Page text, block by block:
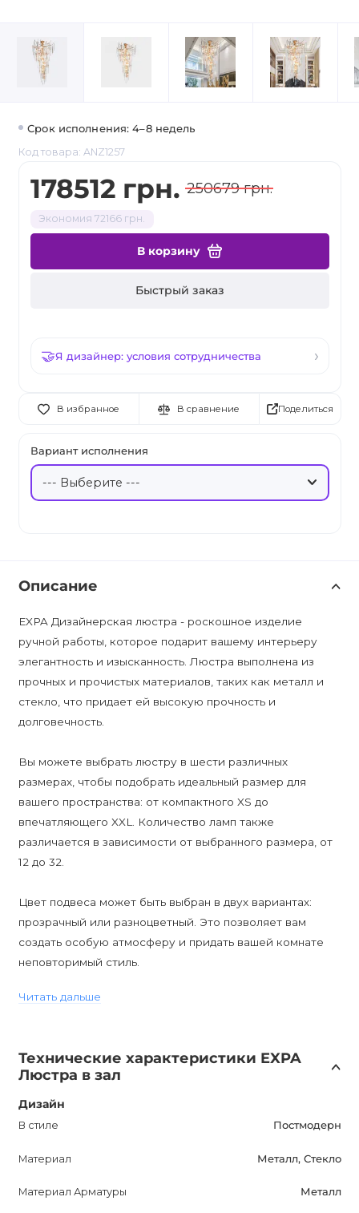
Срок исполнения: 4–8 недель
Код товара: ANZ1257
178512 грн. 250679 грн.
Экономия 72166 грн.
В корзину
Быстрый заказ
Я дизайнер: условия сотрудничества
В избранное В сравнение
Вариант исполнения
Поделиться
Описание
EXPA Дизайнерская люстра - роскошное изделие
ручной работы, которое подарит вашему интерьеру
элегантность и изысканность. Люстра выполнена из
прочных и прочистых материалов, таких как металл и
стекло, что придает ей высокую прочность и
долговечность.
Вы можете выбрать люстру в шести различных
размерах, чтобы подобрать идеальный размер для
вашего пространства: от компактного XS до
впечатляющего XXL. Количество ламп также
различается в зависимости от выбранного размера, от
12 до 32.
Цвет подвеса может быть выбран в двух вариантах:
прозрачный или разноцветный. Это позволяет вам
создать особую атмосферу и придать вашей комнате
неповторимый стиль.
Люстра оснащена возможностью диммирования, что
потребуются диммируемые лампы, которые можно
установить на люстру.
EXPA Дизайнерская люстра отличается стилем
современных и современных классических интерьеров.
спальне или холле.
Читать дальше
Технические характеристики EXPA
Люстра в зал
Дизайн
В стиле Постмодерн
Материал Металл, Стекло
Материал Арматуры Металл